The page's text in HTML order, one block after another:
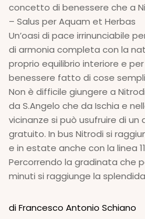
concetto di benessere che a
– Salus per Aquam et Herbas
Un’oasi di pace irrinunciabile
di armonia completa con la
proprio equilibrio interiore e
benessere fatto di cose
Non è difficile giungere a
da S.Angelo che da Ischia e
vicinanze si può usufruire di
gratuito. In bus Nitrodi si
e in estate anche con la linea
Percorrendo la gradinata che
minuti si raggiunge la
di Francesco Antonio Schiano